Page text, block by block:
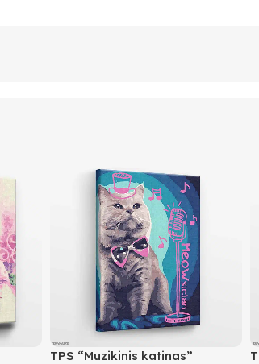
TPS “Muzikinis katinas”